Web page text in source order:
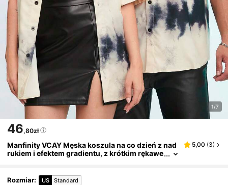
1/7
46,80zł
Manfinity VCAY Męska koszula na co dzień z nad
rukiem i efektem gradientu, z krótkim rękawe
5,00 (3)
Rozmiar: US Standard